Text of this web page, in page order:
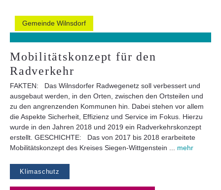
Gemeinde Wilnsdorf
Mobilitätskonzept für den
Radverkehr
FAKTEN: Das Wilnsdorfer Radwegenetz soll verbessert und
ausgebaut werden, in den Orten, zwischen den Ortsteilen und
zu den angrenzenden Kommunen hin. Dabei stehen vor allem
die Aspekte Sicherheit, Effizienz und Service im Fokus. Hierzu
wurde in den Jahren 2018 und 2019 ein Radverkehrskonzept
erstellt. GESCHICHTE: Das von 2017 bis 2018 erarbeitete
Mobilitätskonzept des Kreises Siegen-Wittgenstein ... mehr
Klimaschutz